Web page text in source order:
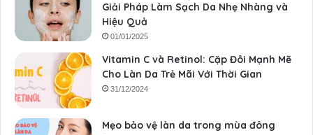
Giải Pháp Làm Sạch Da Nhẹ Nhàng và
Hiệu Quả
01/01/2025
Vitamin C và Retinol: Cặp Đôi Mạnh Mẽ
Cho Làn Da Trẻ Mãi Với Thời Gian
31/12/2024
Mẹo bảo vệ làn da trong mùa đông